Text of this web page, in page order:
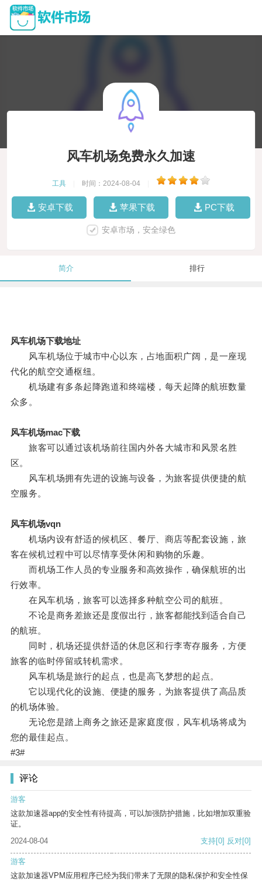
风车机场免费永久加速
工具 时间：2024-08-04
安卓下载 苹果下载 PC下载
安卓市场，安全绿色
简介 排行
风车机场下载地址
风车机场位于城市中心以东，占地面积广阔，是一座现
代化的航空交通枢纽。
机场建有多条起降跑道和终端楼，每天起降的航班数量
众多。
风车机场mac下载
旅客可以通过该机场前往国内外各大城市和风景名胜
区。
风车机场拥有先进的设施与设备，为旅客提供便捷的航
空服务。
风车机场vqn
机场内设有舒适的候机区、餐厅、商店等配套设施，旅
客在候机过程中可以尽情享受休闲和购物的乐趣。
而机场工作人员的专业服务和高效操作，确保航班的出
行效率。
在风车机场，旅客可以选择多种航空公司的航班。
不论是商务差旅还是度假出行，旅客都能找到适合自己
的航班。
同时，机场还提供舒适的休息区和行李寄存服务，方便
旅客的临时停留或转机需求。
风车机场是旅行的起点，也是高飞梦想的起点。
它以现代化的设施、便捷的服务，为旅客提供了高品质
的机场体验。
无论您是踏上商务之旅还是家庭度假，风车机场将成为
您的最佳起点。
#3#
评论
游客
这款加速器app的安全性有待提高，可以加强防护措施，比如增加双重验
证。
2024-08-04
支持[0] 反对[0]
游客
这款加速器VPM应用程序已经为我们带来了无限的隐私保护和安全性保